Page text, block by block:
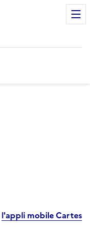
l'appli mobile Cartes